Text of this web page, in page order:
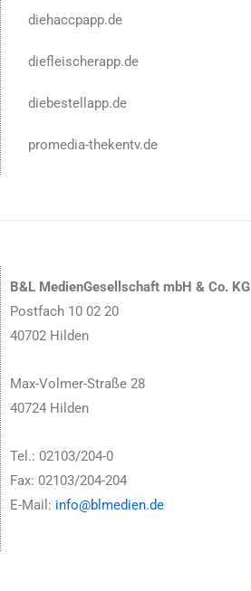
diehaccpapp.de
diefleischerapp.de
diebestellapp.de
promedia-thekentv.de
B&L MedienGesellschaft mbH & Co. KG
Postfach 10 02 20
40702 Hilden
Max-Volmer-Straße 28
40724 Hilden
Tel.: 02103/204-0
Fax: 02103/204-204
E-Mail: info@blmedien.de